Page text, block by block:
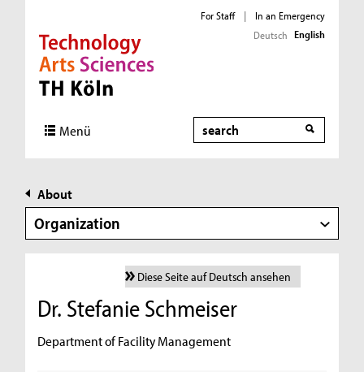
Direkt zur Hauptnavigation
Direkt zur Subnavigation
Direkt zum Inhalt
Direkt zum Fußbereich
For Staff |
In an Emergency
Deutsch English
Menü Search
About
Organization
Diese Seite auf Deutsch ansehen
Dr. Stefanie Schmeiser
Department of Facility Management